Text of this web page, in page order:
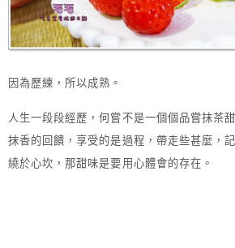
因為歷練，所以成熟。
人生一段段經歷，何嘗不是一個個品嘗抹茶
抹香的回饋，享受的是過程，帶走些甚麼，
繞於心坎，那甜味是要用心體會的存在。